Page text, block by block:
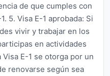
de que cumples con
5. Visa E-1 aprobada: Si
vivir y trabajar en los
en actividades
E-1 se otorga por un
renovarse según sea